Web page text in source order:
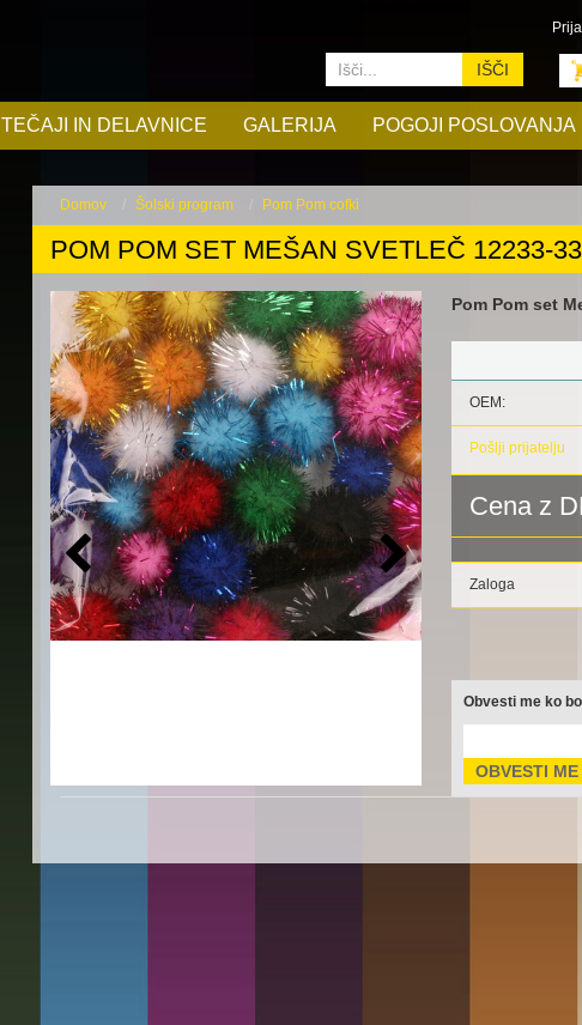
TEČAJI IN DELAVNICE GALERIJA POGOJI POSLOVANJA
IŠČI
Domov Šolski program Pom Pom cofki
POM POM SET MEŠAN SVETLEČ 12233-
Pom Pom set
OEM:
Pošlji prijatelju
Cena z
Zaloga
Obvesti me ko